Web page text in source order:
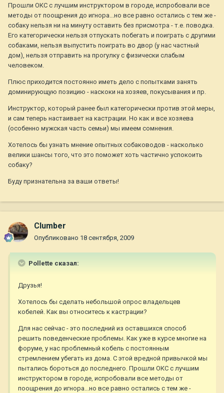
Прошли ОКС с лучшим инструктором в городе, испробовали все
методы от поощрения до игнора...но все равно остались с тем же -
собаку нельзя ни на минуту оставить без присмотра - т.е. поводка.
Его категорически нельзя отпускать побегать и поиграть с другими
собаками, нельзя выпустить поиграть во двор (у нас частный
дом), нельзя отправить на прогулку с физически слабым
человеком.
Плюс приходится постоянно иметь дело с попытками занять
доминирующую позицию - наскоки на хозяев, покусывания и пр.
Инструктор, который ранее был категорически против этой меры,
и сам теперь настаивает на кастрации. Но как и все хозяева
(особенно мужская часть семьи) мы имеем сомнения.
Хотелось бы узнать мнение опытных собаководов - насколько
велики шансы того, что это поможет хоть частично успокоить
собаку?
Буду признательна за ваши ответы!
Clumber
Опубликовано 18 сентября, 2009
Pollette сказал:
Друзья!
Хотелось бы сделать небольшой опрос владельцев
кобелей. Как вы относитесь к кастрации?
Для нас сейчас - это последний из оставшихся способ
решить поведенческие проблемы. Как уже в курсе многие на
форуме, у нас проблемный кобель с постоянным
стремлением убегать из дома. С этой вредной привычкой мы
пытались бороться до последнего. Прошли ОКС с лучшим
инструктором в городе, испробовали все методы от
поощрения до игнора...но все равно остались с тем же -